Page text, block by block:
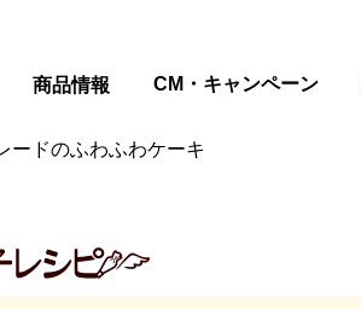
商品情報 CM・キャンペーン
ードのふわふわケーキ